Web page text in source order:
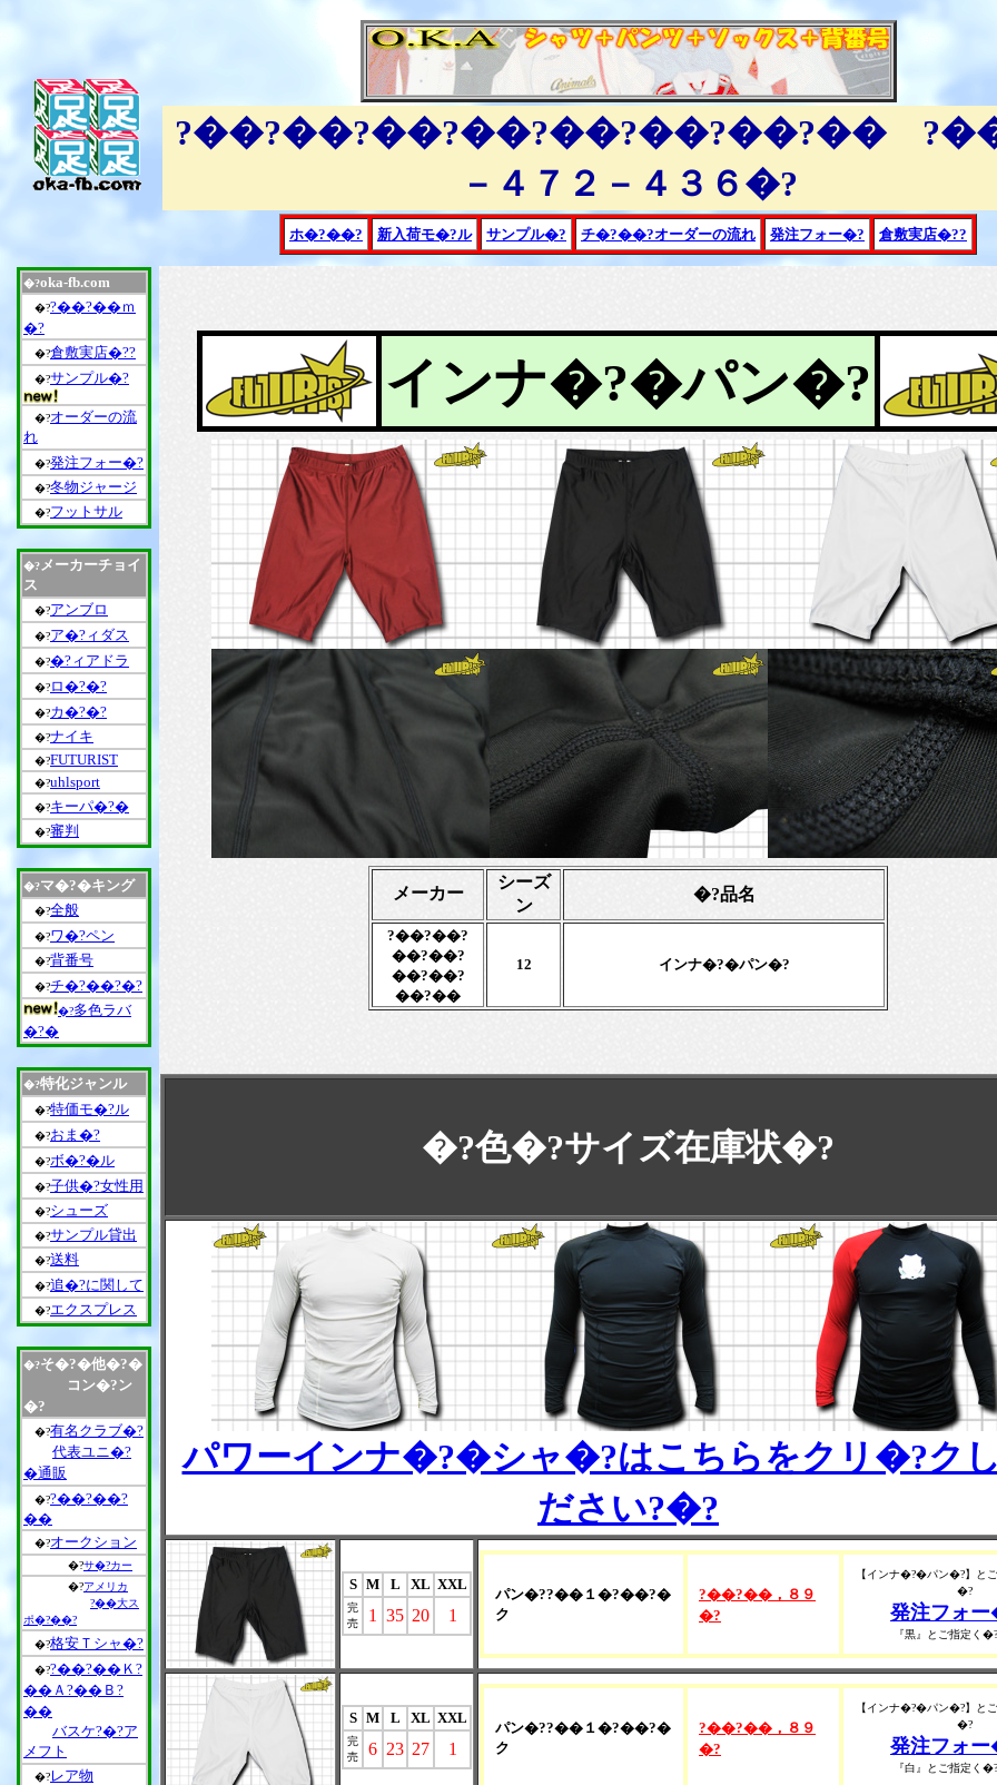
?��?��?��?��?��?��?��?�� ?��
－４７２－４３６�?
ホ�?��? 新入荷モ�?ル サンプル�? チ�?��?オーダーの流れ 発注フォー�? 倉敷実店�??
�?oka-fb.com
�??��?��ｍ
�?
�?倉敷実店�??
�?サンプル�?
�?オーダーの流
れ
�?発注フォー�?
�?冬物ジャージ
�?フットサル
�?メーカーチョイ
ス
�?アンブロ
�?ア�?ィダス
�?�?ィアドラ
�?ロ�?�?
�?カ�?�?
�?ナイキ
�?FUTURIST
�?uhlsport
�?キーパ�?�
�?審判
�?マ�?�キング
�?全般
�?ワ�?ペン
�?背番号
�?チ�?��?�?
�?多色ラバ
�?�
�?特化ジャンル
�?特価モ�?ル
�?おま�?
�?ボ�?�ル
�?子供�?女性用
�?シューズ
�?サンプル貸出
�?送料
�?追�?に関して
�?エクスプレス
�?そ�?�他�?�
コン�?ン
�?
�?有名クラブ�?
代表ユニ�?
�通販
�??��?��?
��
�?オークション
�?サ�?カー
�?アメリカ
?��大ス
ポ�?��?
�?格安Ｔシャ�?
�??��?��Ｋ?
��Ａ?��Ｂ?
��
バスケ?�?ア
メフト
�?レア物
インナ�?�パン�?
メーカー
シーズ
ン
�?品名
?��?��?
��?��?
��?��?
��?��
12 インナ�?�パン�?
�?色�?サイズ在庫状�?
パワーインナ�?�シャ�?はこちらをクリ�?ク
ださい?�?
S M L XL XXL
完
売
1 35 20 1
パン�??��１�?��?�
ク
?��?��，８９
�?
【インナ�?�パン�?】と
�?
発注フォ
『黒』とご指定く
S M L XL XXL
完
売
6 23 27 1
パン�??��１�?��?�
ク
?��?��，８９
�?
【インナ�?�パン�?】と
�?
発注フォ
『白』とご指定く